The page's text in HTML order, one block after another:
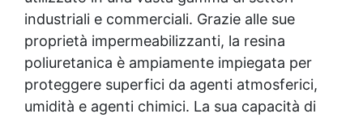
industriali e commerciali. Grazie alle sue
proprietà impermeabilizzanti, la resina
poliuretanica è ampiamente impiegata per
proteggere superfici da agenti atmosferici,
umidità e agenti chimici. La sua capacità di